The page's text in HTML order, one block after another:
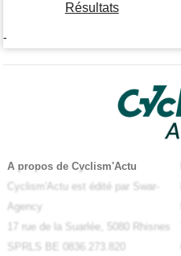
Résultats
-
A propos de Cyclism'Actu
Cyclism'Actu est édité par Swar-
Agency
17 rue de la Suarlée, 5080 Rhisnes
SPRLS BE 0836.273.820